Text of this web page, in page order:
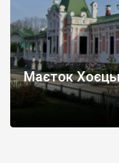
Маєток